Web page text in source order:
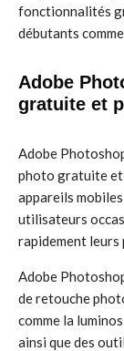
fonctionnalités
débutants
Adobe
gratuite et
Adobe
photo gratuite et
appareils
utilisateurs
rapidement leurs
Adobe
de retouche
comme la
ainsi que des